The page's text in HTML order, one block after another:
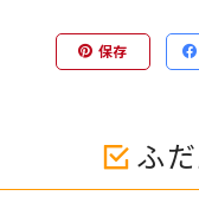
保存
ふ